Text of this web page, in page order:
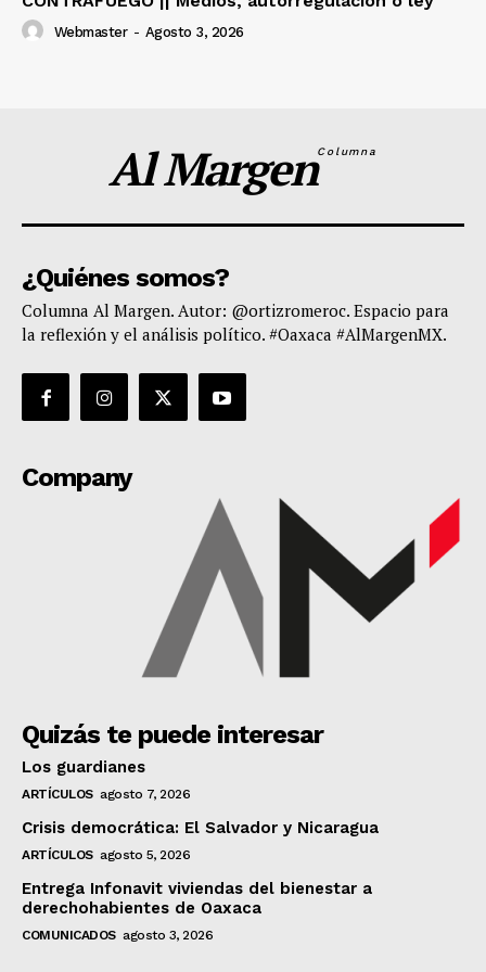
Webmaster - Agosto 3, 2026
Al MargenColumna
¿Quiénes somos?
Columna Al Margen. Autor: @ortizromeroc. Espacio para
la reflexión y el análisis político. #Oaxaca #AlMargenMX.
Company
Quizás te puede interesar
Los guardianes
ARTÍCULOS agosto 7, 2026
Crisis democrática: El Salvador y Nicaragua
ARTÍCULOS agosto 5, 2026
Entrega Infonavit viviendas del bienestar a
derechohabientes de Oaxaca
COMUNICADOS agosto 3, 2026